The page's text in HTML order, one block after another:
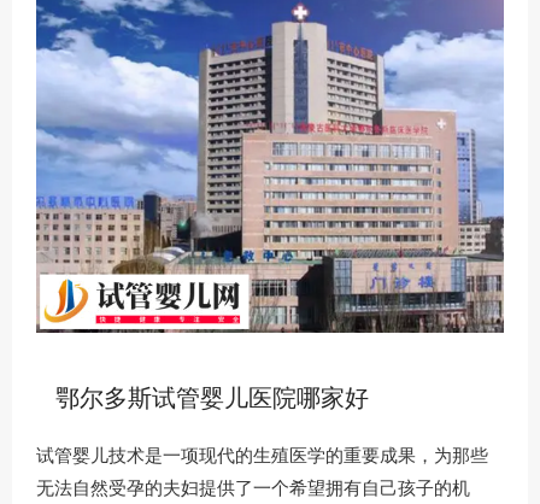
鄂尔多斯试管婴儿医院哪家好
试管婴儿技术是一项现代的生殖医学的重要成果，为那些
无法自然受孕的夫妇提供了一个希望拥有自己孩子的机